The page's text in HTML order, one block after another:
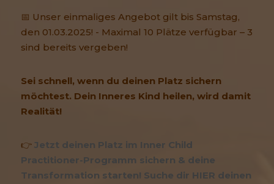
📅 Unser einmaliges Angebot gilt bis Samstag,
den 01.03.2025! - Maximal 10 Plätze verfügbar – 3
sind bereits vergeben!
Sei schnell, wenn du deinen Platz sichern
möchtest. Dein Inneres Kind heilen, wird damit
Realität!
👉 Jetzt deinen Platz im Inner Child
Practitioner-Programm sichern & deine
Transformation starten! Suche dir HIER deinen